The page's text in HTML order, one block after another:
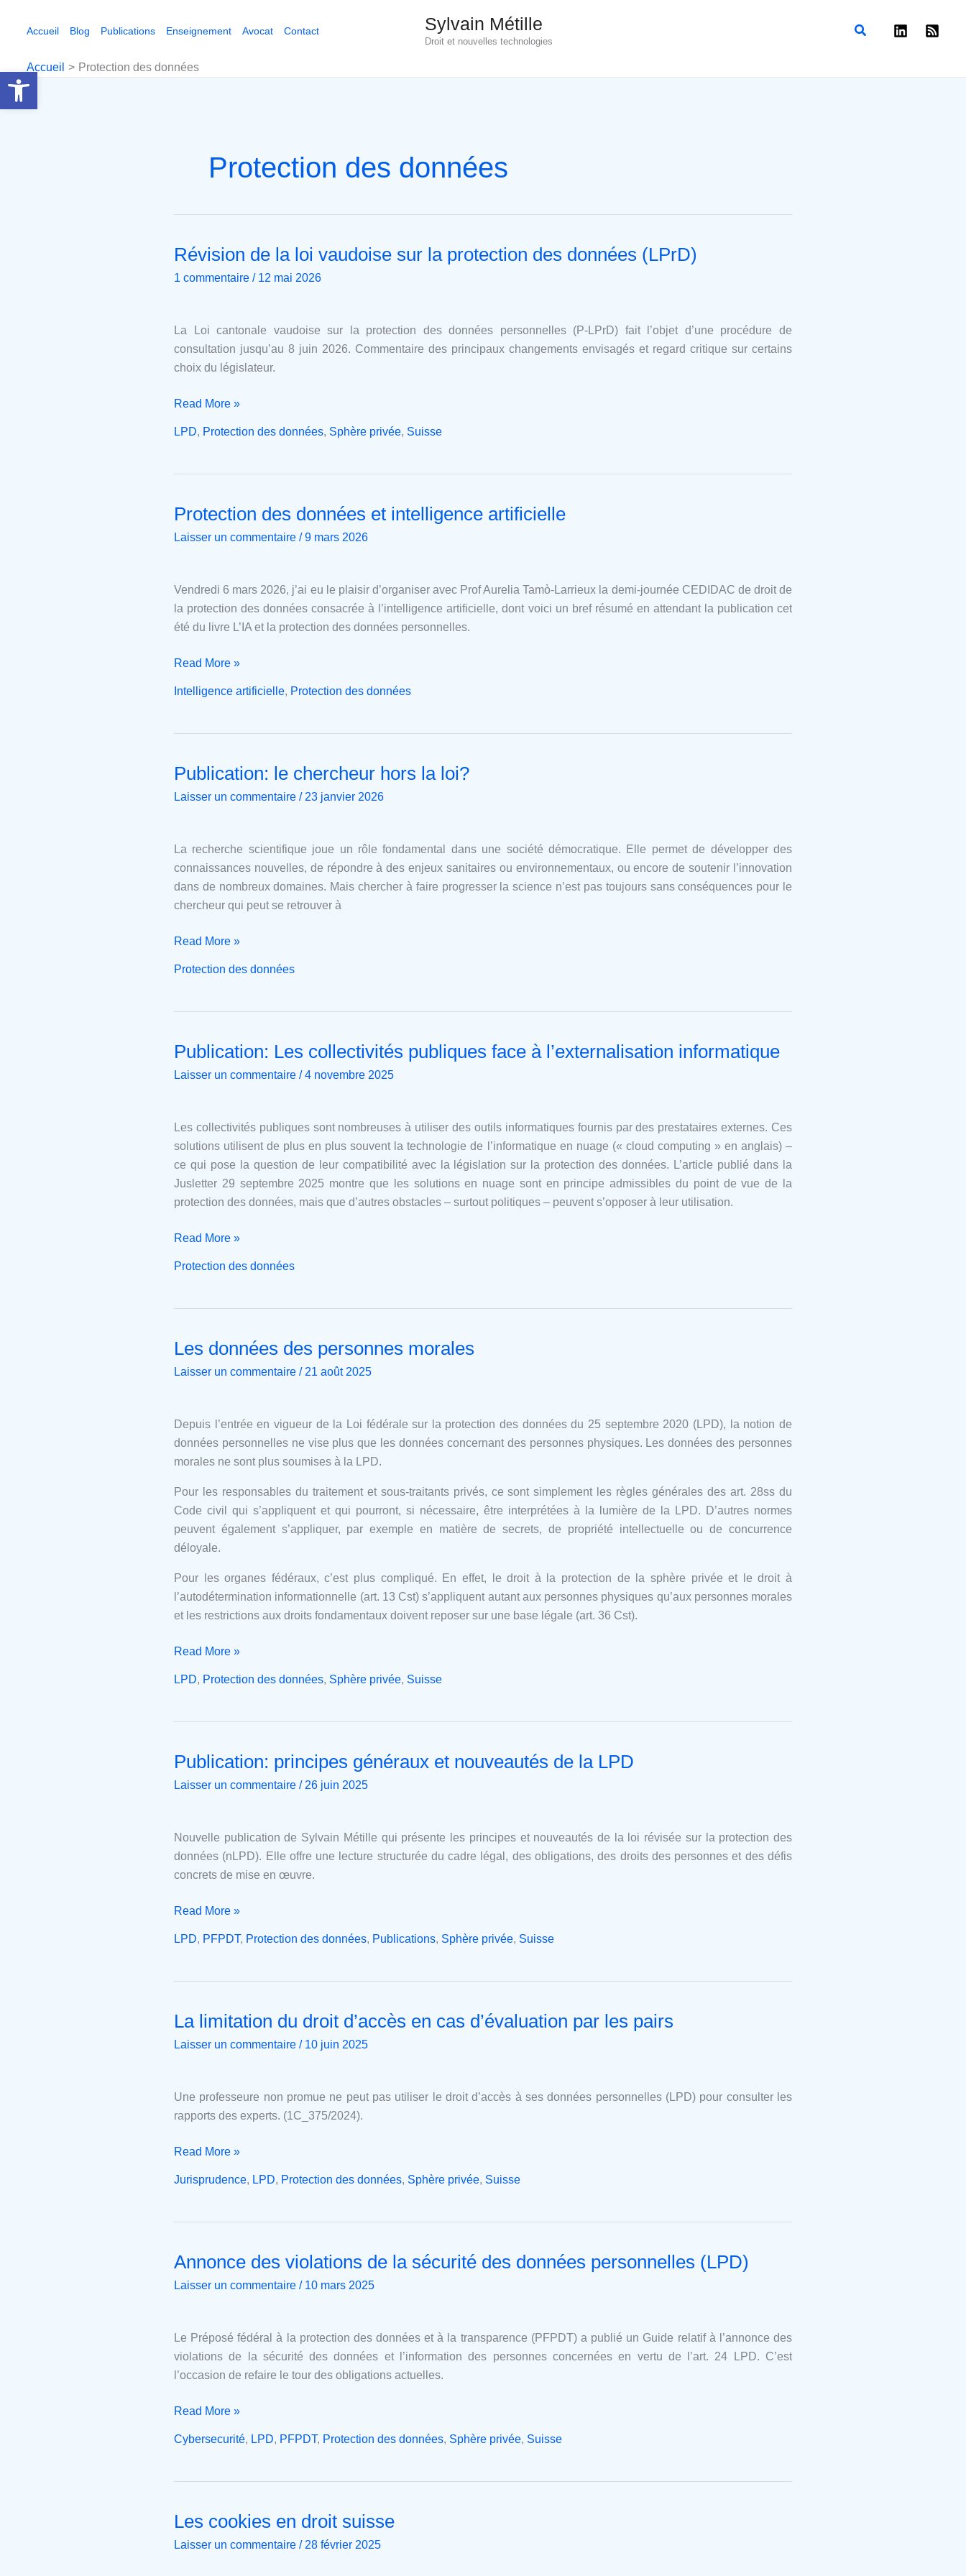
Ouvrir la barre d’outils
Accueil Blog Publications Enseignement Avocat Contact Sylvain Métille
Droit et nouvelles technologies
Rechercher
Accueil Protection des données
Protection des données
Révision de la loi vaudoise sur la protection des données (LPrD)
1 commentaire / 12 mai 2026
La Loi cantonale vaudoise sur la protection des données personnelles (P-LPrD) fait l’objet d’une procédure de
consultation jusqu’au 8 juin 2026. Commentaire des principaux changements envisagés et regard critique sur certains
choix du législateur.
Révision
de
vaudoise
sur
la
des
(LPrD)
Read More »
LPD, Protection des données, Sphère privée, Suisse
Protection des données et intelligence artificielle
Laisser un commentaire /9 mars 2026
Vendredi 6 mars 2026, j’ai eu le plaisir d’organiser avec Prof Aurelia Tamò-Larrieux la demi-journée CEDIDAC de droit de
la protection des données consacrée à l’intelligence artificielle, dont voici un bref résumé en attendant la publication cet
été du livre L’IA et la protection des données personnelles.
Protection
des
intelligence
artificielle
Read More »
Intelligence artificielle, Protection des données
Publication: le chercheur hors la loi?
Laisser un commentaire / 23 janvier 2026
La recherche scientifique joue un rôle fondamental dans une société démocratique. Elle permet de développer des
connaissances nouvelles, de répondre à des enjeux sanitaires ou environnementaux, ou encore de soutenir l’innovation
dans de nombreux domaines. Mais chercher à faire progresser la science n’est pas toujours sans conséquences pour le
chercheur qui peut se retrouver à
Publication:
le
la
loi?
Read More »
Protection des données
Publication: Les collectivités publiques face à l’externalisation informatique
Laisser un commentaire /4 novembre 2025
Les collectivités publiques sont nombreuses à utiliser des outils informatiques fournis par des prestataires externes. Ces
solutions utilisent de plus en plus souvent la technologie de l’informatique en nuage (« cloud computing » en anglais) –
ce qui pose la question de leur compatibilité avec la législation sur la protection des données. L’article publié dans la
Jusletter 29 septembre 2025 montre que les solutions en nuage sont en principe admissibles du point de vue de la
protection des données, mais que d’autres obstacles – surtout politiques – peuvent s’opposer à leur utilisation.
Publication:
Les
face
à
l’externalisation
informatique
Read More »
Protection des données
Les données des personnes morales
Laisser un commentaire / 21 août 2025
Depuis l’entrée en vigueur de la Loi fédérale sur la protection des données du 25 septembre 2020 (LPD), la notion de
données personnelles ne vise plus que les données concernant des personnes physiques. Les données des personnes
morales ne sont plus soumises à la LPD.
Pour les responsables du traitement et sous-traitants privés, ce sont simplement les règles générales des art. 28ss du
Code civil qui s’appliquent et qui pourront, si nécessaire, être interprétées à la lumière de la LPD. D’autres normes
peuvent également s’appliquer, par exemple en matière de secrets, de propriété intellectuelle ou de concurrence
déloyale.
Pour les organes fédéraux, c’est plus compliqué. En effet, le droit à la protection de la sphère privée et le droit à
l’autodétermination informationnelle (art. 13 Cst) s’appliquent autant aux personnes physiques qu’aux personnes morales
et les restrictions aux droits fondamentaux doivent reposer sur une base légale (art. 36 Cst).
Les
données
morales
Read More »
LPD, Protection des données, Sphère privée, Suisse
Publication: principes généraux et nouveautés de la LPD
Laisser un commentaire / 26 juin 2025
Nouvelle publication de Sylvain Métille qui présente les principes et nouveautés de la loi révisée sur la protection des
données (nLPD). Elle offre une lecture structurée du cadre légal, des obligations, des droits des personnes et des défis
concrets de mise en œuvre.
Publication:
principes
nouveautés
de
la
Read More »
LPD, PFPDT, Protection des données, Publications, Sphère privée, Suisse
La limitation du droit d’accès en cas d’évaluation par les pairs
Laisser un commentaire / 10 juin 2025
Une professeure non promue ne peut pas utiliser le droit d’accès à ses données personnelles (LPD) pour consulter les
rapports des experts. (1C_375/2024).
La
limitation
d’accès
en
d’évaluation
les
Read More »
Jurisprudence, LPD, Protection des données, Sphère privée, Suisse
Annonce des violations de la sécurité des données personnelles (LPD)
Laisser un commentaire / 10 mars 2025
Le Préposé fédéral à la protection des données et à la transparence (PFPDT) a publié un Guide relatif à l’annonce des
violations de la sécurité des données et l’information des personnes concernées en vertu de l’art. 24 LPD. C’est
l’occasion de refaire le tour des obligations actuelles.
Annonce
des
la
sécurité
des
personnelles
Read More »
Cybersecurité, LPD, PFPDT, Protection des données, Sphère privée, Suisse
Les cookies en droit suisse
Laisser un commentaire / 28 février 2025
Les
cookies